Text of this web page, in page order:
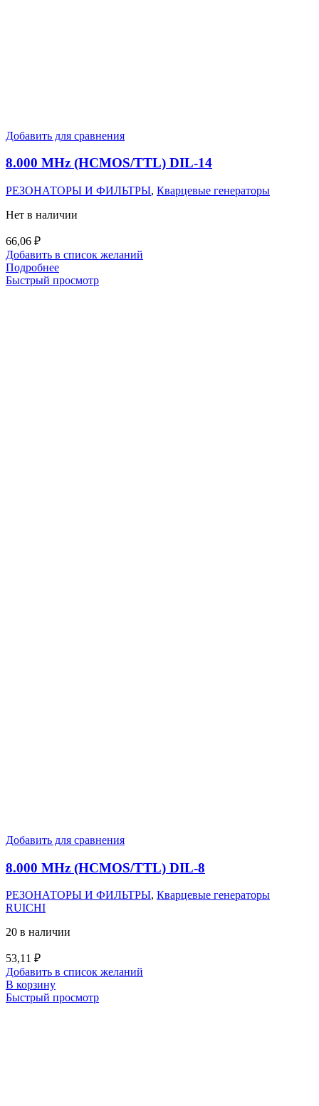
Добавить для сравнения
8.000 MHz (HCMOS/TTL) DIL-14
РЕЗОНАТОРЫ И ФИЛЬТРЫ, Кварцевые генераторы
Нет в наличии
66,06 ₽
Добавить в список желаний
Подробнее
Быстрый просмотр
Добавить для сравнения
8.000 MHz (HCMOS/TTL) DIL-8
РЕЗОНАТОРЫ И ФИЛЬТРЫ, Кварцевые генераторы
RUICHI
20 в наличии
53,11 ₽
Добавить в список желаний
В корзину
Быстрый просмотр